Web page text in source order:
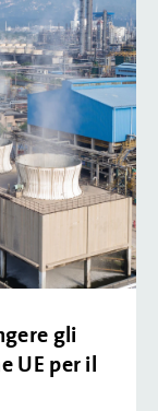
gli
UE per il